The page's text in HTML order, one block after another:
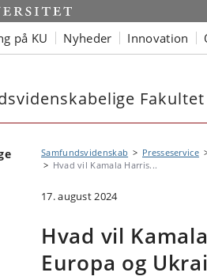
på KU Nyheder Innovation
Fakultet
Samfundsvidenskab Presseservice
Hvad vil Kamala Harris...
17. august 2024
Hvad vil
Europa og